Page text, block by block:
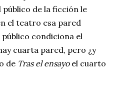
de la ficción le
el teatro esa pared
condiciona el
cuarta pared, pero ¿y
de Tras el ensayo el cuarto